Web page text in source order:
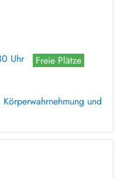
Uhr
Freie Plätze
und